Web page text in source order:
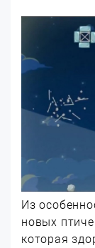
Из
новых
которая